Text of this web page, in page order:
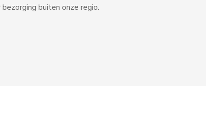
buiten onze regio.